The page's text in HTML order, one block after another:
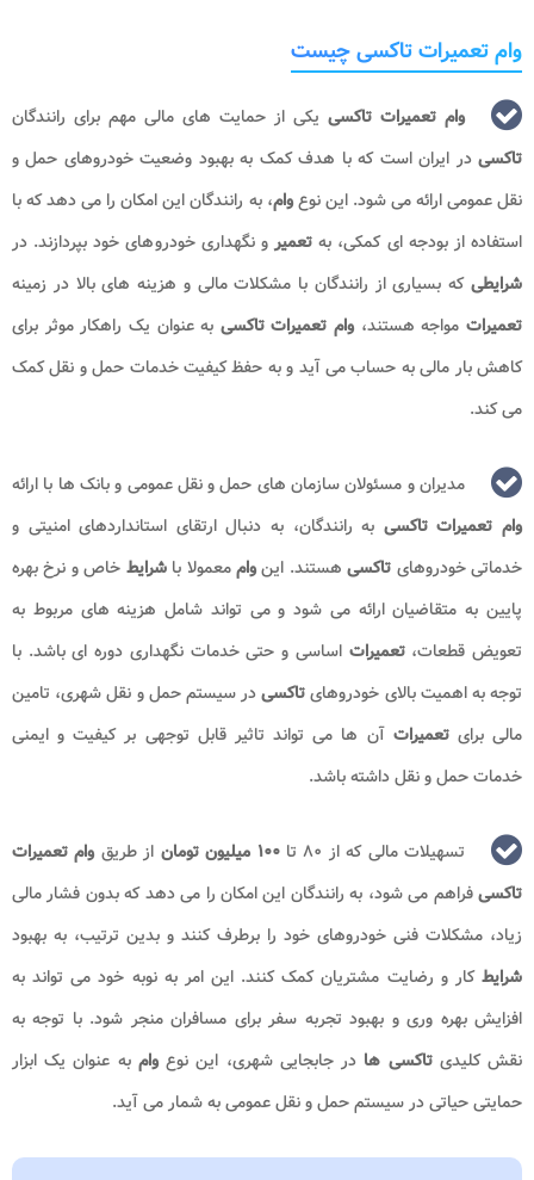
وام تعمیرات تاکسی چیست
وام تعمیرات تاکسی یکی از حمایت های مالی مهم برای رانندگان
تاکسیدر ایران است که با هدف کمک به بهبود وضعیت خودروهای حمل و
نقل عمومی ارائه می شود. این نوعوام، به رانندگان این امکان را می دهد که با
استفاده از بودجه ای کمکی، به تعمیرو نگهداری خودروهای خود بپردازند. در
شرایطیکه بسیاری از رانندگان با مشکلات مالی و هزینه های بالا در زمینه
تعمیرات مواجه هستند، وام تعمیرات تاکسی به عنوان یک راهکار موثر برای
کاهش بار مالی به حساب می آید و به حفظ کیفیت خدمات حمل و نقل کمک
می کند.
مدیران و مسئولان سازمان های حمل و نقل عمومی و بانک ها با ارائه
وام تعمیرات تاکسی به رانندگان، به دنبال ارتقای استانداردهای امنیتی و
خدماتی خودروهای تاکسی هستند. اینواممعمولا باشرایط خاص و نرخ بهره
پایین به متقاضیان ارائه می شود و می تواند شامل هزینه های مربوط به
تعویض قطعات،تعمیراتاساسی و حتی خدمات نگهداری دوره ای باشد. با
توجه به اهمیت بالای خودروهایتاکسیدر سیستم حمل و نقل شهری، تامین
مالی برایتعمیراتآن ها می تواند تاثیر قابل توجهی بر کیفیت و ایمنی
خدمات حمل و نقل داشته باشد.
تسهیلات مالی که از ۸۰ تا ۱۰۰ میلیون تومان از طریق وام تعمیرات
تاکسیفراهم می شود، به رانندگان این امکان را می دهد که بدون فشار مالی
زیاد، مشکلات فنی خودروهای خود را برطرف کنند و بدین ترتیب، به بهبود
شرایط کار و رضایت مشتریان کمک کنند. این امر به نوبه خود می تواند به
افزایش بهره وری و بهبود تجربه سفر برای مسافران منجر شود. با توجه به
نقش کلیدیتاکسی ها در جابجایی شهری، این نوعوامبه عنوان یک ابزار
حمایتی حیاتی در سیستم حمل و نقل عمومی به شمار می آید.